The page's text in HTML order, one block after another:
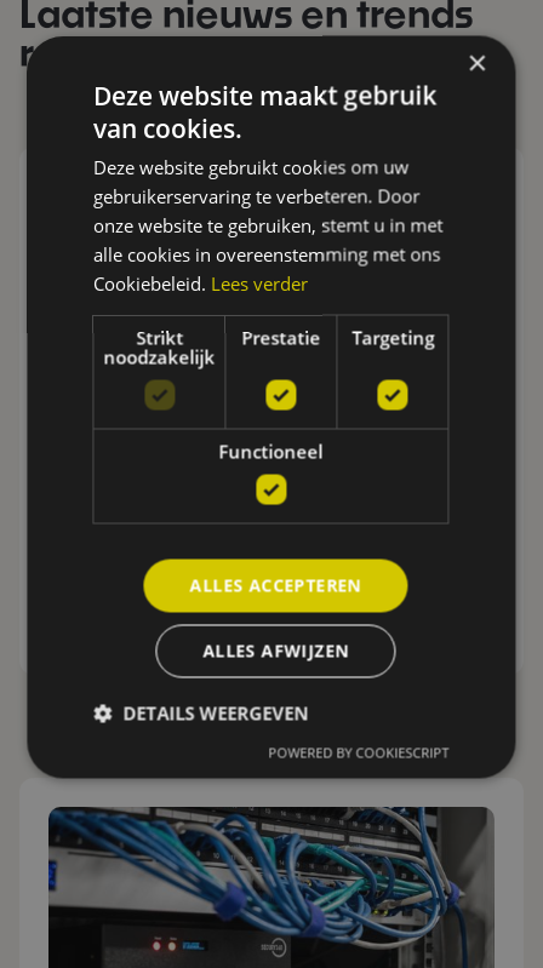
Laatste nieuws en trends
rond veiligheid
BEREIK VAN JE DRAADLOOS
ALARMSYSTEEM VERGROTEN? ZO PAK JE
Een draadloos alarmsysteem biedt heel wat
woningen een uitdaging vormen.
Lees meer
×
Deze website maakt gebruik
van cookies.
Deze website gebruikt cookies om uw
gebruikerservaring te verbeteren. Door
onze website te gebruiken, stemt u in met
alle cookies in overeenstemming met ons
Cookiebeleid. Lees verder
Strikt
noodzakelijk
Prestatie Targeting
Functioneel
ALLES ACCEPTEREN
ALLES AFWIJZEN
DETAILS WEERGEVEN
POWERED BY COOKIESCRIPT